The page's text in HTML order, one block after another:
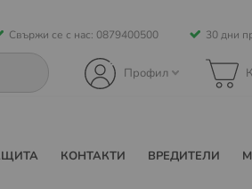
Свържи се с нас: 0879400500 30 дни
Профил
КОНТАКТИ ВРЕДИТЕЛИ